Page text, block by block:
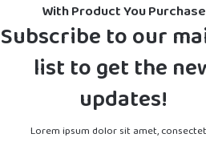
With Product You Purchase
Subscribe to our
list to get the
updates!
Lorem ipsum dolor sit amet,